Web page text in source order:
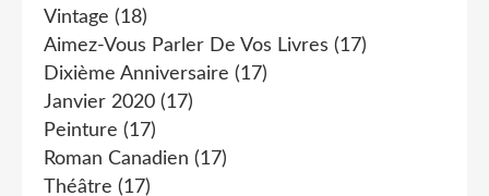
Vintage (18)
Aimez-Vous Parler De Vos Livres (17)
Dixième Anniversaire (17)
Janvier 2020 (17)
Peinture (17)
Roman Canadien (17)
Théâtre (17)